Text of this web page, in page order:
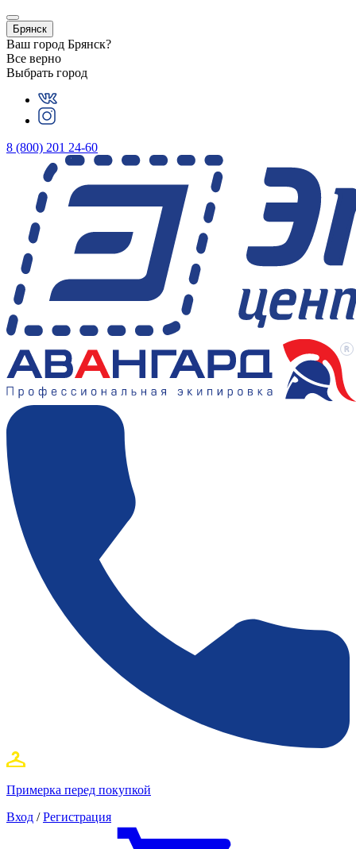
Брянск
Ваш город Брянск?
Все верно
Выбрать город
8 (800) 201 24-60
Примерка перед покупкой
Вход / Регистрация